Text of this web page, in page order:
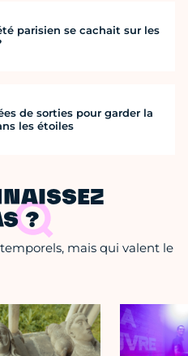
parisien se cachait sur les
de sorties pour garder la
les étoiles
?
mais qui valent le